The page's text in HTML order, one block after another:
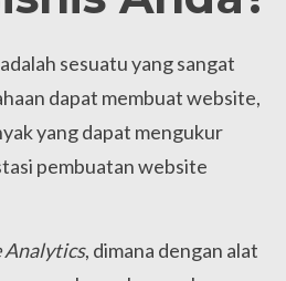
sesuatu yang sangat
dapat membuat website,
yang dapat mengukur
pembuatan website
Analytics, dimana dengan alat